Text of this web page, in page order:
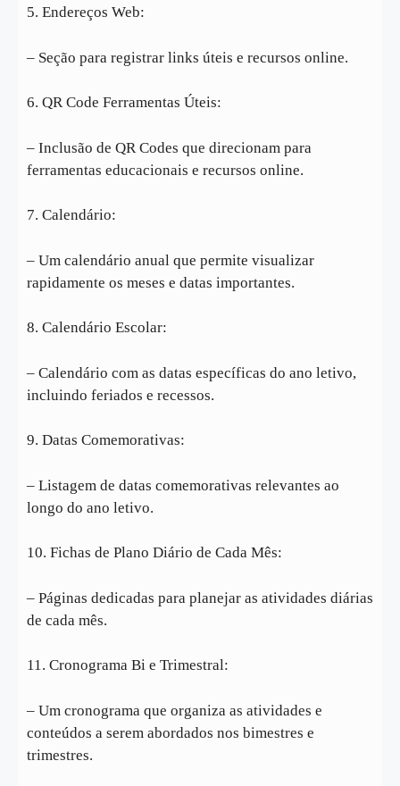
5. Endereços Web:
– Seção para registrar links úteis e recursos online.
6. QR Code Ferramentas Úteis:
– Inclusão de QR Codes que direcionam para
ferramentas educacionais e recursos online.
7. Calendário:
– Um calendário anual que permite visualizar
rapidamente os meses e datas importantes.
8. Calendário Escolar:
– Calendário com as datas específicas do ano letivo,
incluindo feriados e recessos.
9. Datas Comemorativas:
– Listagem de datas comemorativas relevantes ao
longo do ano letivo.
10. Fichas de Plano Diário de Cada Mês:
– Páginas dedicadas para planejar as atividades diárias
de cada mês.
11. Cronograma Bi e Trimestral:
– Um cronograma que organiza as atividades e
conteúdos a serem abordados nos bimestres e
trimestres.